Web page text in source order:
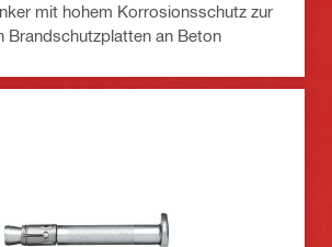
mit hohem Korrosionsschutz zur
Brandschutzplatten an Beton